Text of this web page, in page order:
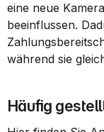
eine neue
beeinflussen.
während sie
Häufig